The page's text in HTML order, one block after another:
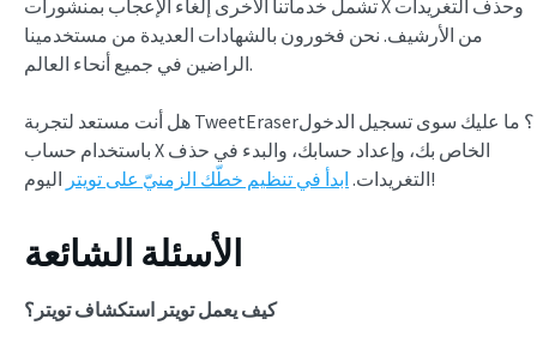
تشمل خدماتنا الأخرى إلغاء الإعجاب بمنشورات X وحذف التغريدات
من الأرشيف. نحن فخورون بالشهادات العديدة من مستخدمينا
الراضين في جميع أنحاء العالم.
هل أنت مستعد لتجربة TweetEraser؟ ما عليك سوى تسجيل الدخول
باستخدام حساب X الخاص بك، وإعداد حسابك، والبدء في حذف
التغريدات. ابدأ في تنظيم خطّك الزمنيّ على تويتر اليوم!
الأسئلة الشائعة
كيف يعمل تويتر استكشاف تويتر؟